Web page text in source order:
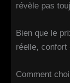
révèle pas
Bien que le
réelle, confort
Comment